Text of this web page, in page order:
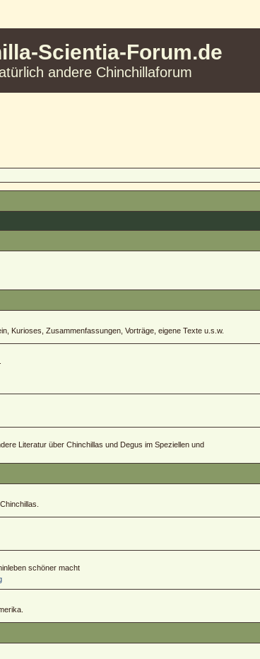
Scientia-Forum.de
andere Chinchillaforum
Kurioses, Zusammenfassungen, Vorträge, eigene Texte u.s.w.
Literatur über Chinchillas und Degus im Speziellen und
schöner macht